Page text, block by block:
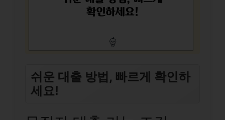
쉬운 대출 방법, 빠르게 확인하
세요!